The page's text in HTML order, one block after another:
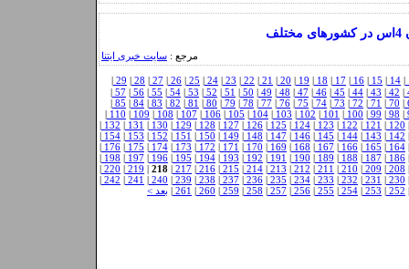
مرجع : سایت خبری ایتنا
|
14
|
15
|
16
|
17
|
18
|
19
|
20
|
21
|
22
|
23
|
24
|
25
|
26
|
27
|
28
|
29
|
|
42
|
43
|
44
|
45
|
46
|
47
|
48
|
49
|
50
|
51
|
52
|
53
|
54
|
55
|
56
|
57
|
|
70
|
71
|
72
|
73
|
74
|
75
|
76
|
77
|
78
|
79
|
80
|
81
|
82
|
83
|
84
|
85
|
|
98
|
99
|
100
|
101
|
102
|
103
|
104
|
105
|
106
|
107
|
108
|
109
|
110
|
|
120
|
121
|
122
|
123
|
124
|
125
|
126
|
127
|
128
|
129
|
130
|
131
|
132
|
|
142
|
143
|
144
|
145
|
146
|
147
|
148
|
149
|
150
|
151
|
152
|
153
|
154
|
|
164
|
165
|
166
|
167
|
168
|
169
|
170
|
171
|
172
|
173
|
174
|
175
|
176
|
|
186
|
187
|
188
|
189
|
190
|
191
|
192
|
193
|
194
|
195
|
196
|
197
|
198
|
|
208
|
209
|
210
|
211
|
212
|
213
|
214
|
215
|
216
|
217
|
218
|
219
|
220
|
|
230
|
231
|
232
|
233
|
234
|
235
|
236
|
237
|
238
|
239
|
240
|
241
|
242
|
|
252
|
253
|
254
|
255
|
256
|
257
|
258
|
259
|
260
|
261
| بعد >